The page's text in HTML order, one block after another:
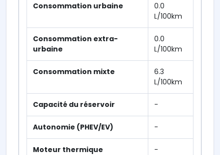
Consommation urbaine
0.0
L/100km
Consommation extra-
urbaine
0.0
L/100km
Consommation mixte
6.3
L/100km
Capacité du réservoir -
Autonomie (PHEV/EV) -
Moteur thermique -